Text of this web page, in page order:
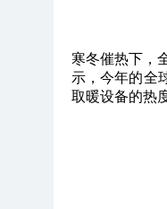
寒冬催热下，
示，今年的全
取暖设备的热